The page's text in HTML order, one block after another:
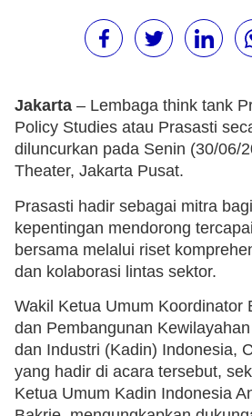
Jakarta – Lembaga think tank
Policy Studies atau Prasasti
diluncurkan pada Senin (30/06/
Theater, Jakarta Pusat.
Prasasti hadir sebagai mitra
kepentingan mendorong
bersama melalui riset
dan kolaborasi lintas sektor.
Wakil Ketua Umum Koordinator
dan Pembangunan
dan Industri (Kadin) Indonesia,
yang hadir di acara tersebut,
Ketua Umum Kadin Indonesia